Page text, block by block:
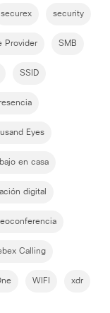
securex security
Provider SMB
SSID
Eyes
en casa
digital
Calling
WIFI xdr